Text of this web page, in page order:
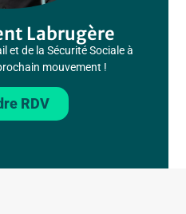
Labrugère
et de la Sécurité Sociale à
mouvement !
RDV